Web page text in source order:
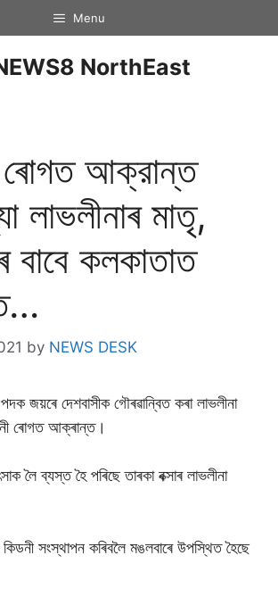
Menu
NorthEast
ৰোগত আক্রান্ত
লাভলীনাৰ মাতৃ,
বাবে কলকাতাত
by NEWS DESK
জয়ৰে দেশবাসীক গৌৰৱান্বিত কৰা লাভলীনা
ৰোগত আক্ৰান্ত।
লৈ ব্যস্ত হৈ পৰিছে তাৰকা বক্সাৰ লাভলীনা
কিডনী সংস্থাপন কৰিবলৈ মঙলবাৰে উপস্থিত হৈছে